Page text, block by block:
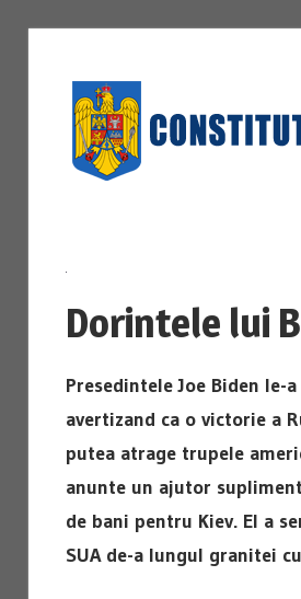
content
Dorintele lui
Presedintele Joe Biden
avertizand ca o victorie a
putea atrage trupele
anunte un ajutor
de bani pentru Kiev. El a
SUA de-a lungul granitei